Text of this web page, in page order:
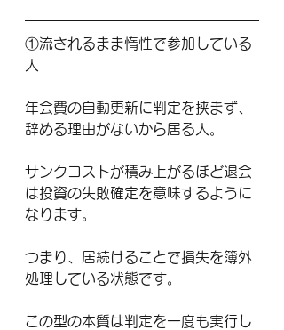
①流されるまま惰性で参加している
人
年会費の自動更新に判定を挟まず、
辞める理由がないから居る人。
サンクコストが積み上がるほど退会
は投資の失敗確定を意味するように
なります。
つまり、居続けることで損失を簿外
処理している状態です。
この型の本質は判定を一度も実行し